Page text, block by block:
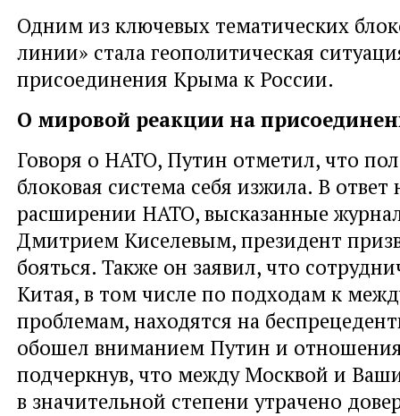
Одним из ключевых тематических
линии» стала геополитическая
присоединения Крыма к России.
О мировой реакции на
Говоря о НАТО, Путин отметил, что
блоковая система себя изжила. В ответ
расширении НАТО, высказанные
Дмитрием Киселевым, президент
бояться. Также он заявил, что
Китая, в том числе по подходам к
проблемам, находятся на
обошел вниманием Путин и
подчеркнув, что между Москвой и
в значительной степени утрачено